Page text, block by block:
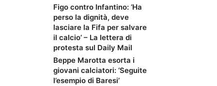
Figo contro Infantino: ‘Ha
perso la dignità, deve
lasciare la Fifa per salvare
il calcio’ – La lettera di
protesta sul Daily Mail
Beppe Marotta esorta i
giovani calciatori: ‘Seguite
l’esempio di Baresi’